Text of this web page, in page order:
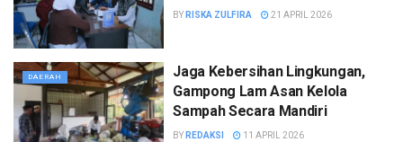
BY RISKA ZULFIRA 21 APRIL 2026
DAERAH
Jaga Kebersihan Lingkungan,
Gampong Lam Asan Kelola
Sampah Secara Mandiri
BY REDAKSI 11 APRIL 2026